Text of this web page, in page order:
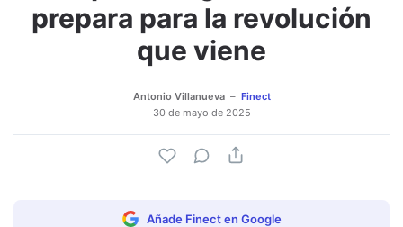
prepara para la revolución
que viene
Antonio Villanueva
Finect
30 de mayo de 2025
Añade Finect en Google